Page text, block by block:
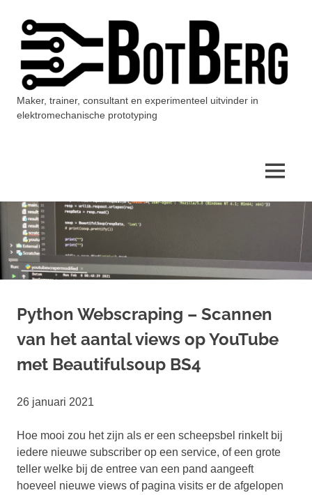
inhoud
BotBerg
Maker, trainer, consultant en experimenteel uitvinder in
elektromechanische prototyping
MENU
Python Webscraping – Scannen
van het aantal views op YouTube
met Beautifulsoup BS4
26 januari 2021
Hoe mooi zou het zijn als er een scheepsbel rinkelt bij
iedere nieuwe subscriber op een service, of een grote
teller welke bij de entree van een pand aangeeft
hoeveel nieuwe views of pagina visits er de afgelopen